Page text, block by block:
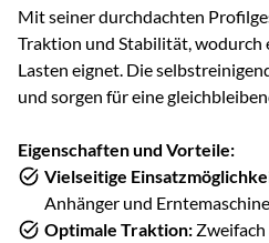
Mit seiner durchdachten
Traktion und Stabilität, wodurch
Lasten eignet. Die
und sorgen für eine
Eigenschaften und Vorteile:
Vielseitige
Anhänger und
Optimale Traktion: